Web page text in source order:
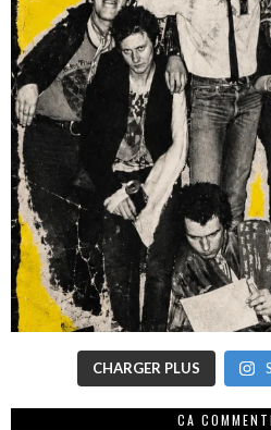
CHARGER PLUS
CA